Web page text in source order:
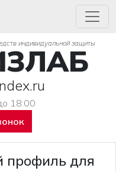
индивидуальной защиты
18:00
профиль для